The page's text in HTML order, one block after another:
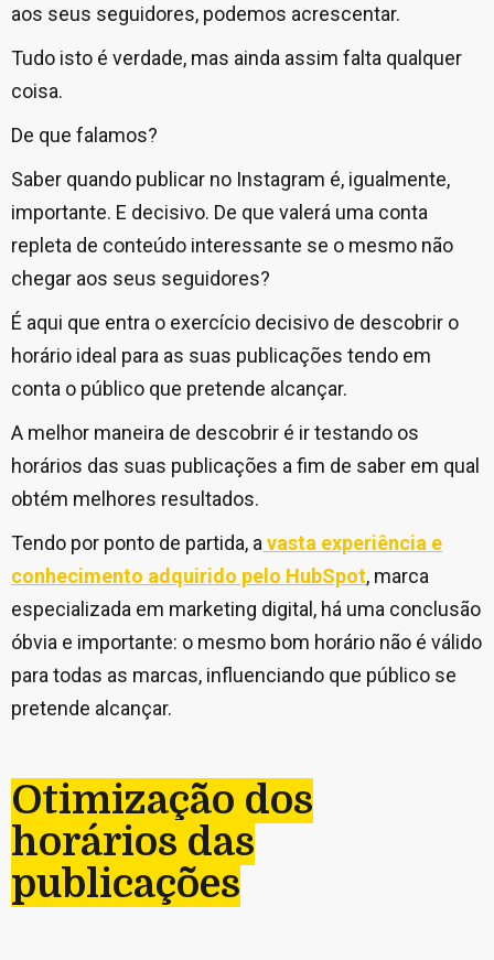
aos seus seguidores, podemos acrescentar.
Tudo isto é verdade, mas ainda assim falta qualquer
coisa.
De que falamos?
Saber quando publicar no Instagram é, igualmente,
importante. E decisivo. De que valerá uma conta
repleta de conteúdo interessante se o mesmo não
chegar aos seus seguidores?
É aqui que entra o exercício decisivo de descobrir o
horário ideal para as suas publicações tendo em
conta o público que pretende alcançar.
A melhor maneira de descobrir é ir testando os
horários das suas publicações a fim de saber em qual
obtém melhores resultados.
Tendo por ponto de partida, a vasta experiência e
conhecimento adquirido pelo HubSpot, marca
especializada em marketing digital, há uma conclusão
óbvia e importante: o mesmo bom horário não é válido
para todas as marcas, influenciando que público se
pretende alcançar.
Otimização dos
horários das
publicações